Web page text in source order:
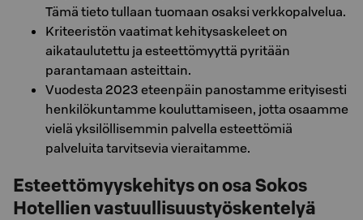
Tämä tieto tullaan tuomaan osaksi verkkopalvelua.
Kriteeristön vaatimat kehitysaskeleet on
aikataulutettu ja esteettömyyttä pyritään
parantamaan asteittain.
Vuodesta 2023 eteenpäin panostamme erityisesti
henkilökuntamme kouluttamiseen, jotta osaamme
vielä yksilöllisemmin palvella esteettömiä
palveluita tarvitsevia vieraitamme.
Esteettömyyskehitys on osa Sokos
Hotellien vastuullisuustyöskentelyä